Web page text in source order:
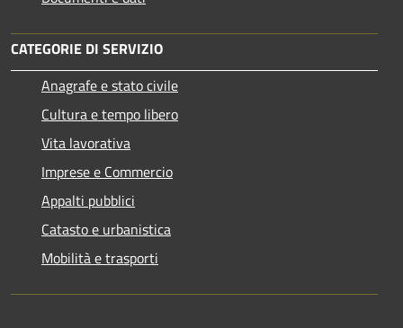
CATEGORIE DI SERVIZIO
Anagrafe e stato civile
Cultura e tempo libero
Vita lavorativa
Imprese e Commercio
Appalti pubblici
Catasto e urbanistica
Mobilità e trasporti